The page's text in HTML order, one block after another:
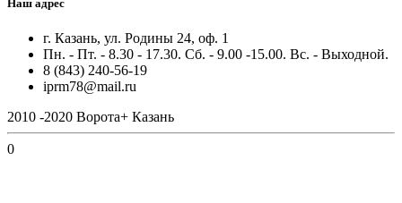
Наш адрес
г. Казань, ул. Родины 24, оф. 1
Пн. - Пт. - 8.30 - 17.30. Сб. - 9.00 -15.00. Вс. - Выходной.
8 (843) 240-56-19
iprm78@mail.ru
2010 -2020 Ворота+ Казань
0